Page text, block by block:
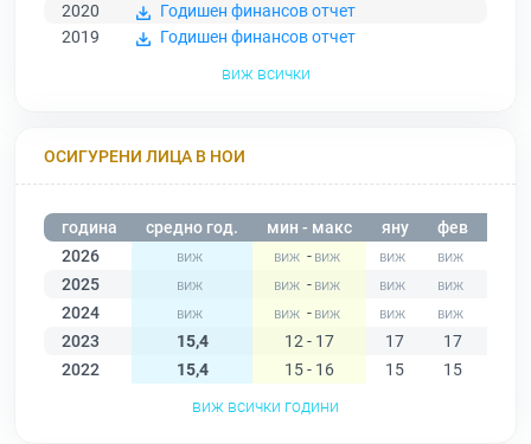
2020
Годишен финансов отчет
2019
Годишен финансов отчет
виж всички
ОСИГУРЕНИ ЛИЦА В НОИ
година средно год. мин - макс яну фев
2026
-
2025
-
2024
-
2023
15,4 12 - 17 17 17
2022
15,4 15 - 16 15 15
виж всички години